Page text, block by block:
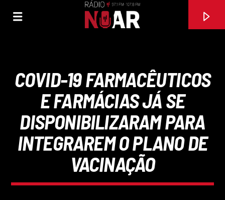
COVID-19 FARMACÊUTICOS
E FARMÁCIAS JÁ SE
DISPONIBILIZARAM PARA
INTEGRAREM O PLANO DE
VACINAÇÃO